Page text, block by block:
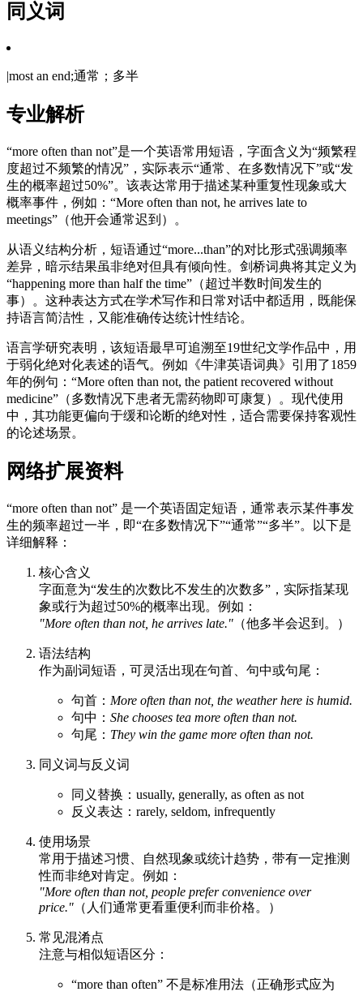
同义词
|most an end;通常；多半
专业解析
“more often than not”是一个英语常用短语，字面含义为“频繁程
度超过不频繁的情况”，实际表示“通常、在多数情况下”或“发
生的概率超过50%”。该表达常用于描述某种重复性现象或大
概率事件，例如：“More often than not, he arrives late to
meetings”（他开会通常迟到）。
从语义结构分析，短语通过“more...than”的对比形式强调频率
差异，暗示结果虽非绝对但具有倾向性。剑桥词典将其定义为
“happening more than half the time”（超过半数时间发生的
事）。这种表达方式在学术写作和日常对话中都适用，既能保
持语言简洁性，又能准确传达统计性结论。
语言学研究表明，该短语最早可追溯至19世纪文学作品中，用
于弱化绝对化表述的语气。例如《牛津英语词典》引用了1859
年的例句：“More often than not, the patient recovered without
medicine”（多数情况下患者无需药物即可康复）。现代使用
中，其功能更偏向于缓和论断的绝对性，适合需要保持客观性
的论述场景。
网络扩展资料
“more often than not” 是一个英语固定短语，通常表示某件事发
生的频率超过一半，即“在多数情况下”“通常”“多半”。以下是
详细解释：
核心含义
字面意为“发生的次数比不发生的次数多”，实际指某现
象或行为超过50%的概率出现。例如：
"More often than not, he arrives late." （他多半会迟到。）
语法结构
作为副词短语，可灵活出现在句首、句中或句尾：
句首： More often than not, the weather here is humid.
句中： She chooses tea more often than not.
句尾： They win the game more often than not.
同义词与反义词
同义替换：usually, generally, as often as not
反义表达：rarely, seldom, infrequently
使用场景
常用于描述习惯、自然现象或统计趋势，带有一定推测
性而非绝对肯定。例如：
"More often than not, people prefer convenience over
price." （人们通常更看重便利而非价格。）
常见混淆点
注意与相似短语区分：
“more than often” 不是标准用法（正确形式应为